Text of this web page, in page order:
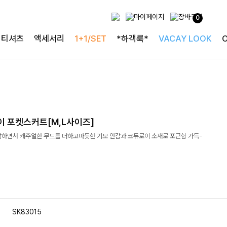
0
티셔츠 액세서리 1+1/SET *하객룩* VACAY LOOK
포켓스커트[M,L사이즈]
면서 캐주얼한 무드를 더하고따듯한 기모 안감과 코듀로이 소재로 포근함 가득-
SK83015